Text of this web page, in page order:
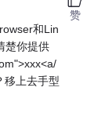
和Lin
楚你提供
移上去手型
赞